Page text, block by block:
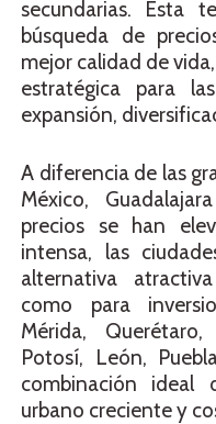
secundarias. Esta
búsqueda de
mejor calidad de
estratégica para
expansión,
A diferencia de las
México,
precios se han
intensa, las
alternativa
como para
Mérida,
Potosí, León,
combinación ideal
urbano creciente y